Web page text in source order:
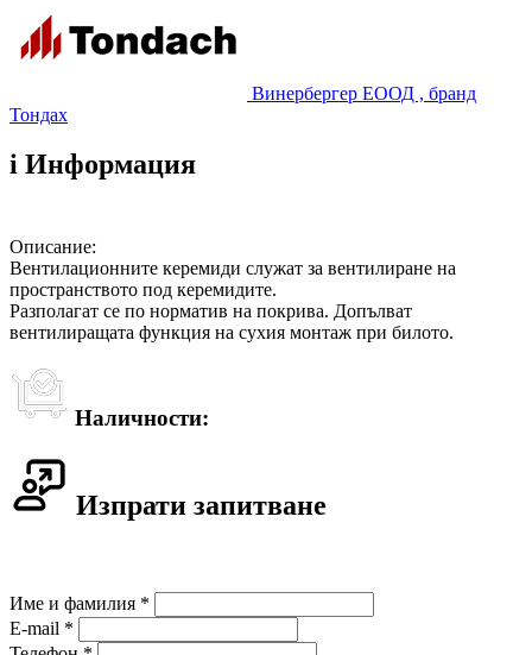
Винербергер ЕООД , бранд
Тондах
i Информация
Описание:
Вентилационните керемиди служат за вентилиране на
пространството под керемидите.
Разполагат се по норматив на покрива. Допълват
вентилиращата функция на сухия монтаж при билото.
Наличности:
Изпрати запитване
Име и фамилия *
E-mail *